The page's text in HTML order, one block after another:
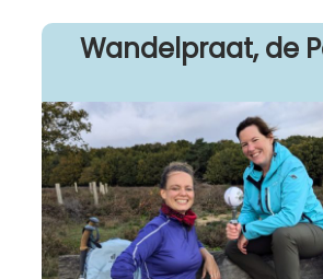
Wandelpraat, de